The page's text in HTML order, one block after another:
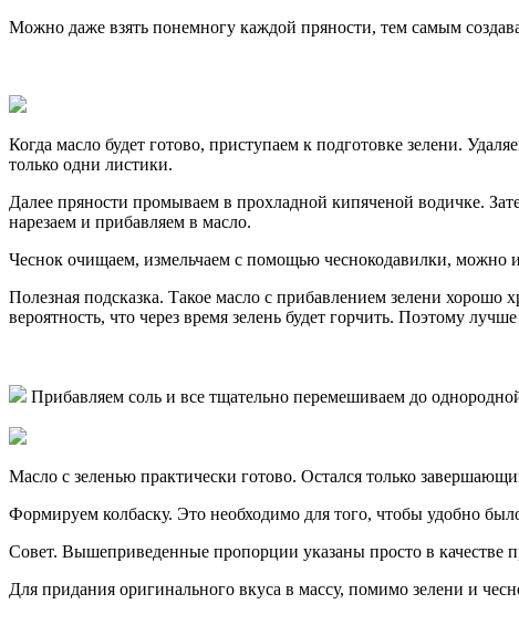
Можно даже взять понемногу каждой пряности, тем самым
Когда масло будет готово, приступаем к подготовке зелени.
только одни листики.
Далее пряности промываем в прохладной кипяченой водичке.
нарезаем и прибавляем в масло.
Чеснок очищаем, измельчаем с помощью чеснокодавилки, можно
Полезная подсказка. Такое масло с прибавлением зелени
вероятность, что через время зелень будет горчить. Поэтому
Прибавляем соль и все тщательно перемешиваем до
Масло с зеленью практически готово. Остался только
Формируем колбаску. Это необходимо для того, чтобы удобно
Совет. Вышеприведенные пропорции указаны просто в качестве
Для придания оригинального вкуса в массу, помимо зелени и